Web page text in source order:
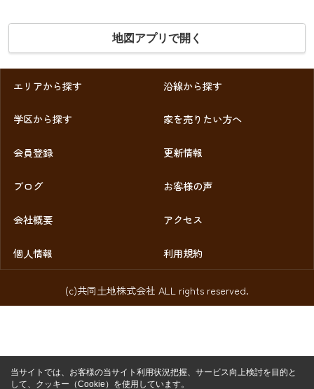
地図アプリで開く
エリアから探す 沿線から探す
学区から探す 家を売りたい方へ
会員登録 更新情報
ブログ お客様の声
会社概要 アクセス
個人情報 利用規約
(c)共同土地株式会社 ALL rights reserved.
当サイトでは、お客様の当サイト利用状況把握、サービス向上検討を目的と
して、クッキー（Cookie）を使用しています。